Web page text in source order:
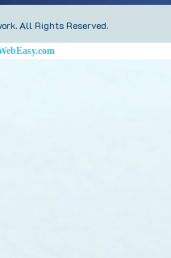
All Rights Reserved.